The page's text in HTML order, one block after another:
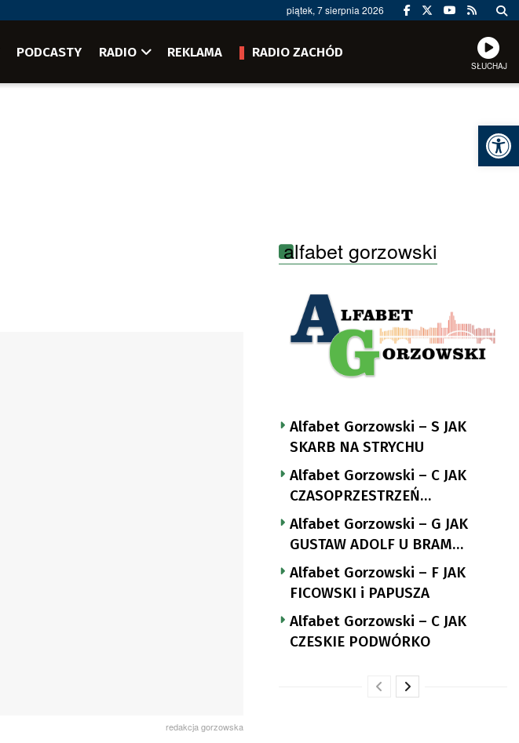
piątek, 7 sierpnia 2026
PODCASTY RADIO REKLAMA RADIO ZACHÓD
SŁUCHAJ
redakcja gorzowska
alfabet gorzowski
Alfabet Gorzowski – S JAK
SKARB NA STRYCHU
Alfabet Gorzowski – C JAK
CZASOPRZESTRZEŃ
NUTTGENSA
Alfabet Gorzowski – G JAK
GUSTAW ADOLF U BRAM
LANDSBERGA
Alfabet Gorzowski – F JAK
FICOWSKI i PAPUSZA
Alfabet Gorzowski – C JAK
CZESKIE PODWÓRKO